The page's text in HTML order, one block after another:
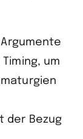
um
der Bezug